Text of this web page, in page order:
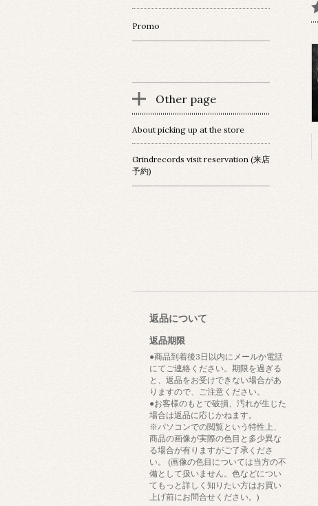
Promo
Other page
About picking up at the store
Grindrecords visit reservation (来店
予約)
返品について
返品期限
●商品到着後3日以内にメールか電話
にてご連絡ください。期限を過ぎる
と、返品をお受けできない場合があ
りますので、ご注意ください。
●お客様のもとで破損、汚れが生じた
場合は返品に応じかねます。
※パソコンでの閲覧という特性上、
商品の画像が実際の色目と多少異な
る場合が有りますがご了承くださ
い。 (画像の色目については当方の不
備として扱いません。色などについ
てもっと詳しく知りたい方はお買い
上げ前にお問合せください。)